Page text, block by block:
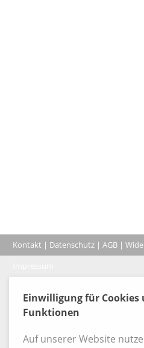
Kontakt | Datenschutz | AGB |
Einwilligung für Cookies
Funktionen
Auf unserer Website